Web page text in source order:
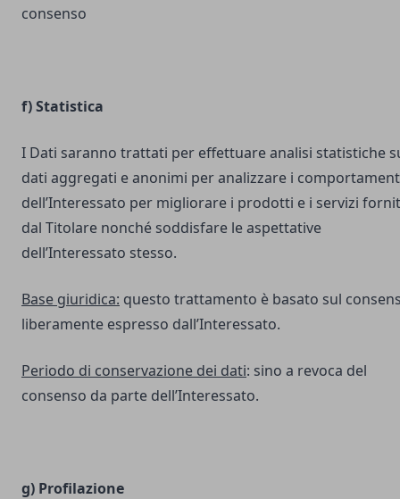
consenso
f) Statistica
I Dati saranno trattati per effettuare analisi statistiche
dati aggregati e anonimi per analizzare i
dell’Interessato per migliorare i prodotti e i servizi
dal Titolare nonché soddisfare le aspettative
dell’Interessato stesso.
Base giuridica: questo trattamento è basato sul
liberamente espresso dall’Interessato.
Periodo di conservazione dei dati: sino a revoca del
consenso da parte dell’Interessato.
g) Profilazione